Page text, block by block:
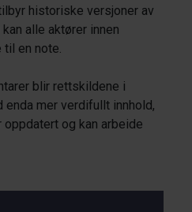
historiske versjoner av
alle aktører innen
en note.
blir rettskildene i
enda mer verdifullt innhold,
og kan arbeide